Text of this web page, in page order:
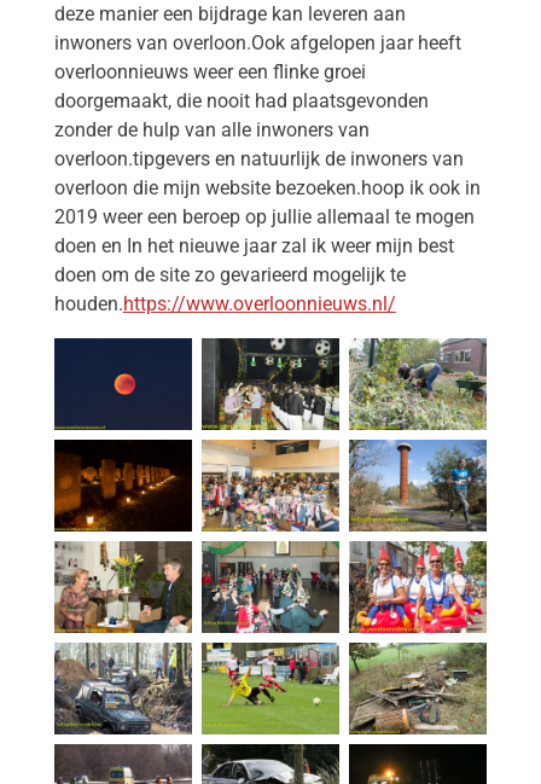
deze manier een bijdrage kan leveren aan
inwoners van overloon.Ook afgelopen jaar heeft
overloonnieuws weer een flinke groei
doorgemaakt, die nooit had plaatsgevonden
zonder de hulp van alle inwoners van
overloon.tipgevers en natuurlijk de inwoners van
overloon die mijn website bezoeken.hoop ik ook in
2019 weer een beroep op jullie allemaal te mogen
doen en In het nieuwe jaar zal ik weer mijn best
doen om de site zo gevarieerd mogelijk te
houden.https://www.overloonnieuws.nl/